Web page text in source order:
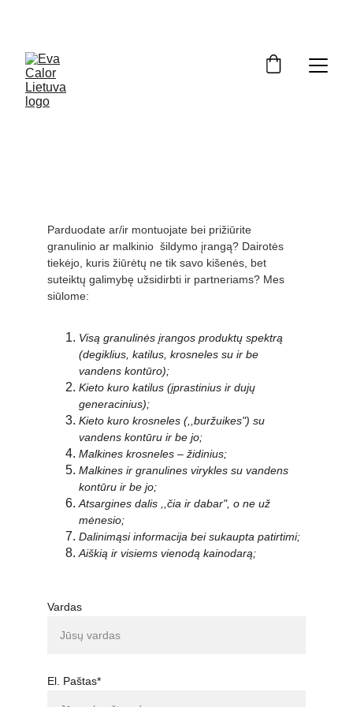
Parduodate ar/ir montuojate bei prižiūrite
granulinio ar malkinio  šildymo įrangą? Dairotės
tiekėjo, kuris žiūrėtų ne tik savo kišenės, bet
suteiktų galimybę užsidirbti ir partneriams? Mes
siūlome:
Visą granulinės įrangos produktų spektrą
(degiklius, katilus, krosneles su ir be
vandens kontūro);
Kieto kuro katilus (įprastinius ir dujų
generacinius);
Kieto kuro krosneles (,,buržuikes") su
vandens kontūru ir be jo;
Malkines krosneles – židinius;
Malkines ir granulines virykles su vandens
kontūru ir be jo;
Atsargines dalis ,,čia ir dabar", o ne už
mėnesio;
Dalinimąsi informacija bei sukaupta patirtimi;
Aiškią ir visiems vienodą kainodarą;
Vardas
El. Paštas*